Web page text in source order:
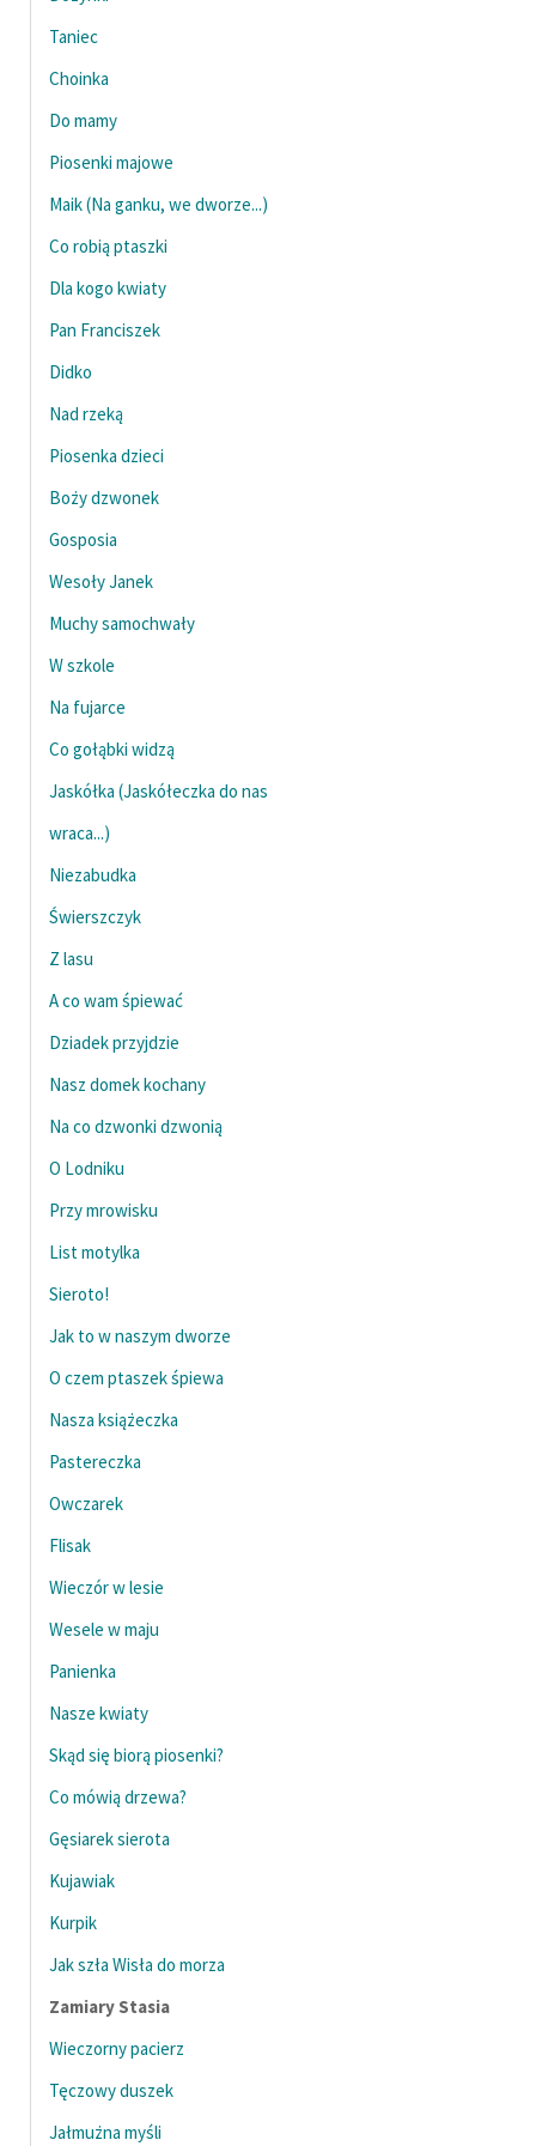
twórców przechodzących
do domeny publicznej,
Starego Testamentu
Lektur
Kontakt
O projekcie
Zespół
Zasady wykorzystania
Wolnych Lektur
Logotypy
Materiały promocyjne
Polityka prywatności
Regulamin biblioteki
sprawozdania finansowe
Regulamin darowizn
wrażliwych
Deklaracja dostępności
Taniec
Choinka
Do mamy
Piosenki majowe
Maik (Na ganku, we dworze...)
Co robią ptaszki
Dla kogo kwiaty
Pan Franciszek
Didko
Nad rzeką
Piosenka dzieci
Boży dzwonek
Gosposia
Wesoły Janek
Muchy samochwały
W szkole
Na fujarce
Co gołąbki widzą
Jaskółka (Jaskółeczka do nas
wraca...)
Niezabudka
Świerszczyk
Z lasu
A co wam śpiewać
Dziadek przyjdzie
Nasz domek kochany
Na co dzwonki dzwonią
O Lodniku
Przy mrowisku
List motylka
Sieroto!
Jak to w naszym dworze
O czem ptaszek śpiewa
Nasza książeczka
Pastereczka
Owczarek
Flisak
Wieczór w lesie
Wesele w maju
Panienka
Nasze kwiaty
Skąd się biorą piosenki?
Co mówią drzewa?
Gęsiarek sierota
Kujawiak
Kurpik
Jak szła Wisła do morza
Zamiary Stasia
Wieczorny pacierz
Tęczowy duszek
Jałmużna myśli